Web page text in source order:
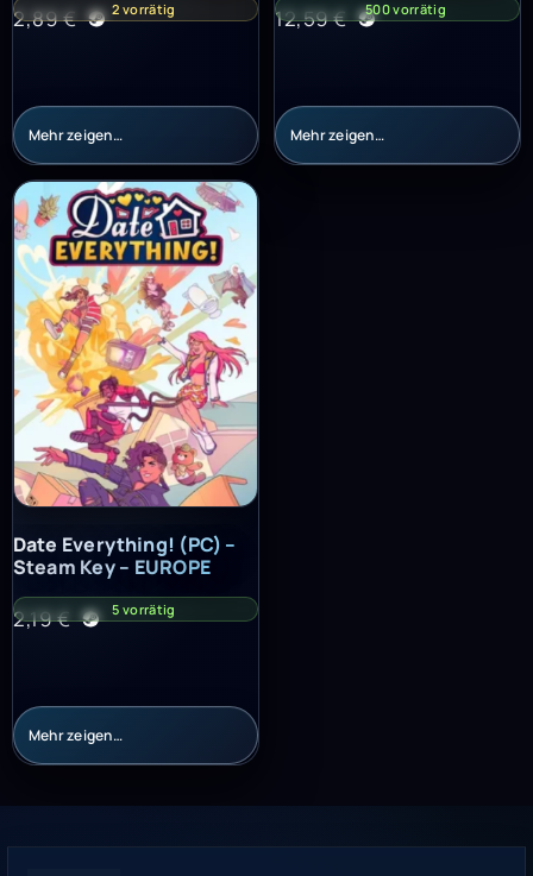
2,89€ 2 vorrätig
Mehr zeigen…
12,59€ 500 vorrätig
Mehr zeigen…
Date Everything! (PC) – Steam Key – EUROPE
Date Everything! (PC) –
Steam Key – EUROPE
2,19€ 5 vorrätig
Mehr zeigen…